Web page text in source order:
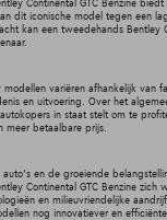
Continental GTC Benzine
dit iconische model tegen een
kan een tweedehands Bentley
variëren afhankelijk van
en uitvoering. Over het
in staat stelt om te
meer betaalbare prijs.
en de groeiende
Continental GTC Benzine zich
en milieuvriendelijke
nog innovatiever en